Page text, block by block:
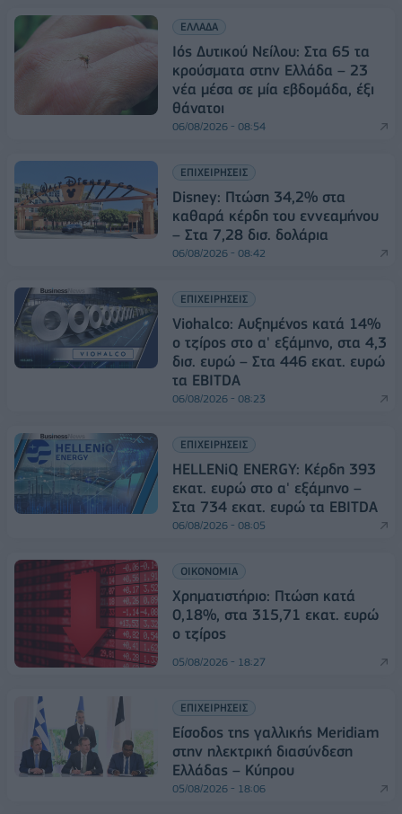
ΕΛΛΑΔΑ
Ιός Δυτικού Νείλου: Στα 65 τα
κρούσματα στην Ελλάδα – 23
νέα μέσα σε μία εβδομάδα, έξι
θάνατοι
06/08/2026 - 08:54
ΕΠΙΧΕΙΡΗΣΕΙΣ
Disney: Πτώση 34,2% στα
καθαρά κέρδη του εννεαμήνου
– Στα 7,28 δισ. δολάρια
06/08/2026 - 08:42
ΕΠΙΧΕΙΡΗΣΕΙΣ
Viohalco: Αυξημένος κατά 14%
ο τζίρος στο α' εξάμηνο, στα 4,3
δισ. ευρώ – Στα 446 εκατ. ευρώ
τα EBITDA
06/08/2026 - 08:23
ΕΠΙΧΕΙΡΗΣΕΙΣ
HELLENiQ ENERGY: Κέρδη 393
εκατ. ευρώ στο α' εξάμηνο –
Στα 734 εκατ. ευρώ τα EBITDA
06/08/2026 - 08:05
ΟΙΚΟΝΟΜΙΑ
Χρηματιστήριο: Πτώση κατά
0,18%, στα 315,71 εκατ. ευρώ
ο τζίρος
05/08/2026 - 18:27
ΕΠΙΧΕΙΡΗΣΕΙΣ
Είσοδος της γαλλικής Meridiam
στην ηλεκτρική διασύνδεση
Ελλάδας – Κύπρου
05/08/2026 - 18:06